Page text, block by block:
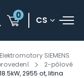
0 CS
Elektromotory SIEMENS
2-pólové
2955 ot, litina